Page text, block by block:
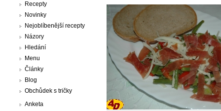
Recepty
Novinky
Nejoblíbenější recepty
Názory
Hledání
Menu
Články
Blog
Obchůdek s tričky
Anketa